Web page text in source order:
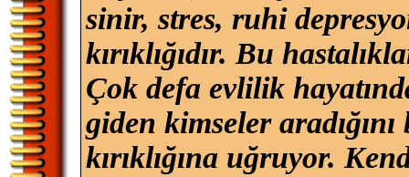
sinir, stres, ruhi
kırıklığıdır. Bu
Çok defa evlilik
giden kimseler
kırıklığına uğruyor.